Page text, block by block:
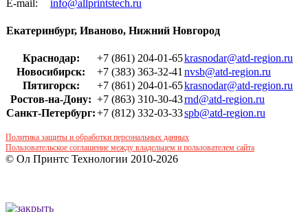
Е-mail:
info@allprintstech.ru
Екатеринбург, Иваново, Нижний Новгород
Краснодар: +7 (861) 204-01-65krasnodar@atd-region.ru
Новосибирск:
+7 (383) 363-32-41 nvsb@atd-region.ru
Пятигорск:
+7 (861) 204-01-65krasnodar@atd-region.ru
Ростов-на-Дону: +7 (863) 310-30-43rnd@atd-region.ru
Санкт-Петербург:+7 (812) 332-03-33spb@atd-region.ru
Политика защиты и обработки персональных данных
Пользовательское соглашение между владельцем и пользователем сайта
© Ол Принтс Технологии 2010-2026